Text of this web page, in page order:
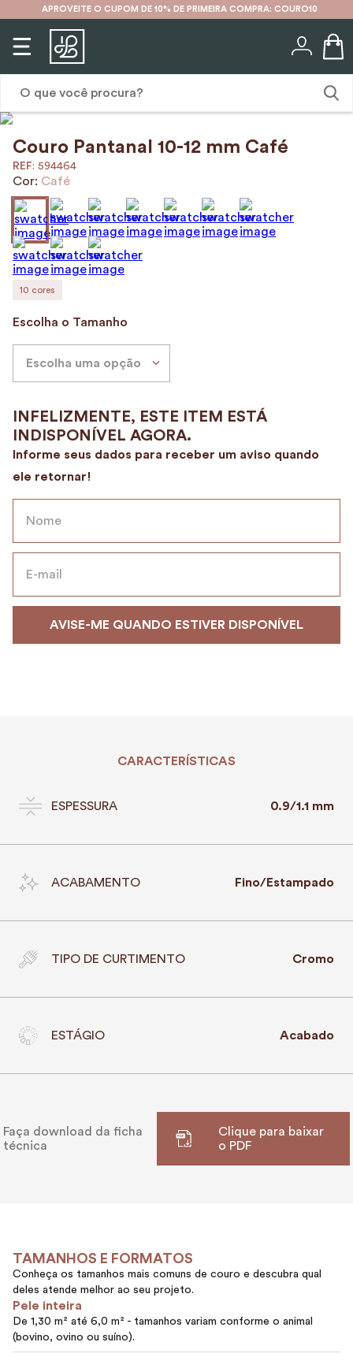
APROVEITE O CUPOM DE 10% DE PRIMEIRA COMPRA: COURO10
Couro Pantanal 10-12 mm Café
: 594464
Cor: Café
10 cores
Escolha o Tamanho
Escolha uma opção
CARACTERÍSTICAS
ESPESSURA 0.9/1.1 mm
ACABAMENTO Fino/Estampado
TIPO DE CURTIMENTO Cromo
ESTÁGIO Acabado
Faça download da ficha
técnica
Clique para baixar
o PDF
TAMANHOS E FORMATOS
Conheça os tamanhos mais comuns de couro e descubra qual
deles atende melhor ao seu projeto.
Pele inteira
De 1,30 m² até 6,0 m² - tamanhos variam conforme o animal
(bovino, ovino ou suíno).
1º
karina
2 º
mochila
couro
4º
cinto
5º
bolsa
6º
7º
avental
8º
nécessaire